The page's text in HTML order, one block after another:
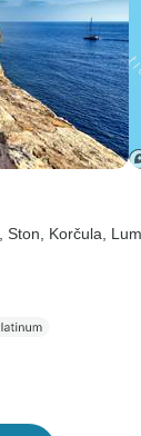
klaar om
onze
van het
van zeer
we hebben
gegeten! De avond voor
onze reis
het
, Ston , Korčula ,